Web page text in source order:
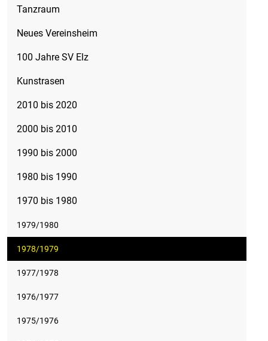
Tanzraum
Neues Vereinsheim
100 Jahre SV Elz
Kunstrasen
2010 bis 2020
2000 bis 2010
1990 bis 2000
1980 bis 1990
1970 bis 1980
1979/1980
1978/1979
1977/1978
1976/1977
1975/1976